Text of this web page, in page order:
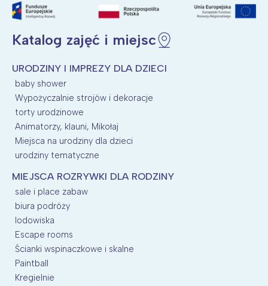
Katalog zajęć i miejsc
URODZINY I IMPREZY DLA DZIECI
baby shower
Wypożyczalnie strojów i dekoracje
torty urodzinowe
Animatorzy, klauni, Mikołaj
Miejsca na urodziny dla dzieci
urodziny tematyczne
MIEJSCA ROZRYWKI DLA RODZINY
sale i place zabaw
biura podróży
lodowiska
Escape rooms
Ścianki wspinaczkowe i skalne
Paintball
Kregielnie